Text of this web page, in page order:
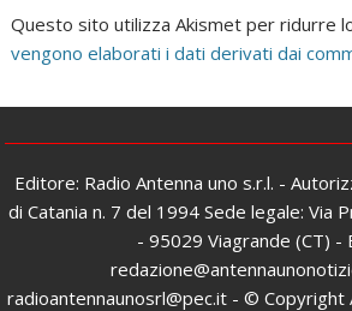
Questo sito utilizza Akismet per ridurre
vengono elaborati i dati derivati dai
Editore: Radio Antenna uno s.r.l. -
di Catania n. 7 del 1994 Sede legale: Via
- 95029 Viagrande (CT) -
radioantennaunosrl@pec.it - © Copyright